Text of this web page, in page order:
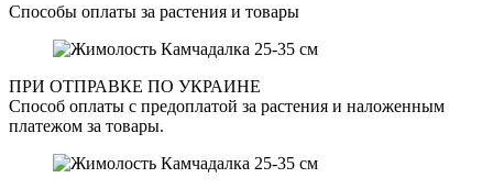
Способы оплаты за растения и товары
ПРИ ОТПРАВКЕ ПО УКРАИНЕ
Способ оплаты с предоплатой за растения и наложенным
платежом за товары.